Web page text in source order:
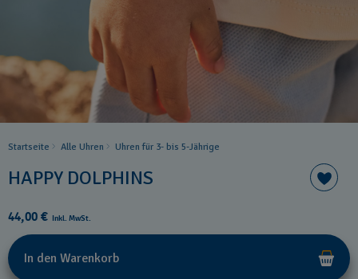
Startseite Alle Uhren Uhren für 3- bis 5-Jährige
HAPPY DOLPHINS
44,00 € Inkl. MwSt.
In den Warenkorb